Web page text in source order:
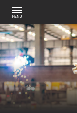
Aller
contenu
principal